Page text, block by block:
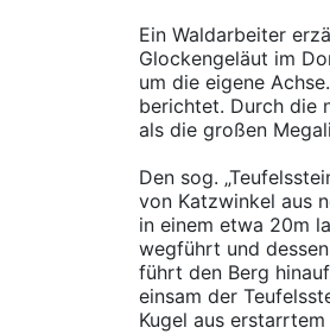
Ein Waldarbeiter
Glockengeläut im
um die eigene
berichtet. Durch die
als die großen
Den sog.
von Katzwinkel aus
in einem etwa 20m
wegführt und
führt den Berg
einsam der
Kugel aus